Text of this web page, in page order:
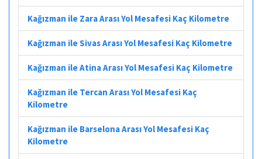
Kağızman ile Zara Arası Yol Mesafesi Kaç Kilometre
Kağızman ile Sivas Arası Yol Mesafesi Kaç Kilometre
Kağızman ile Atina Arası Yol Mesafesi Kaç Kilometre
Kağızman ile Tercan Arası Yol Mesafesi Kaç
Kilometre
Kağızman ile Barselona Arası Yol Mesafesi Kaç
Kilometre